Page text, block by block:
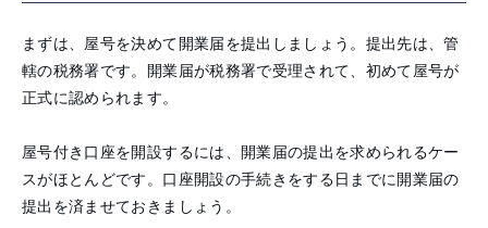
まずは、屋号を決めて開業届を提出しましょう。提出先は、管
轄の税務署です。開業届が税務署で受理されて、初めて屋号が
正式に認められます。
屋号付き口座を開設するには、開業届の提出を求められるケー
スがほとんどです。口座開設の手続きをする日までに開業届の
提出を済ませておきましょう。